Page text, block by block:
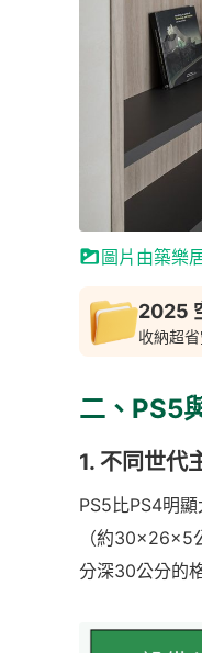
圖片由築樂
2025
收納超省
二、PS5
1. 不同世代
PS5比PS4明
（約30×26×5
分深30公分的